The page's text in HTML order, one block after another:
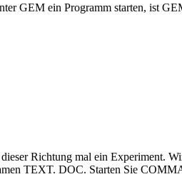
GEM ein Programm starten, ist
Richtung mal ein Experiment.
TEXT. DOC. Starten Sie